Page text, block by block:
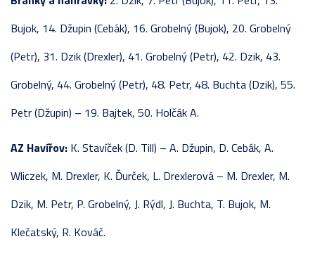
Bujok, 14. Džupin (Cebák), 16. Grobelný (Bujok), 20. Grobelný
(Petr), 31. Dzik (Drexler), 41. Grobelný (Petr), 42. Dzik, 43.
Grobelný, 44. Grobelný (Petr), 48. Petr, 48. Buchta (Dzik), 55.
Petr (Džupin) – 19. Bajtek, 50. Holčák A.
AZ Havířov: K. Stavíček (D. Till) – A. Džupin, D. Cebák, A.
Wliczek, M. Drexler, K. Ďurček, L. Drexlerová – M. Drexler, M.
Dzik, M. Petr, P. Grobelný, J. Rýdl, J. Buchta, T. Bujok, M.
Klečatský, R. Kováč.